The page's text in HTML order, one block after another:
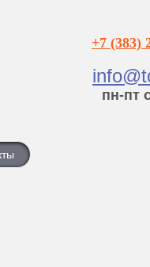
+7 (383)
пн-пт